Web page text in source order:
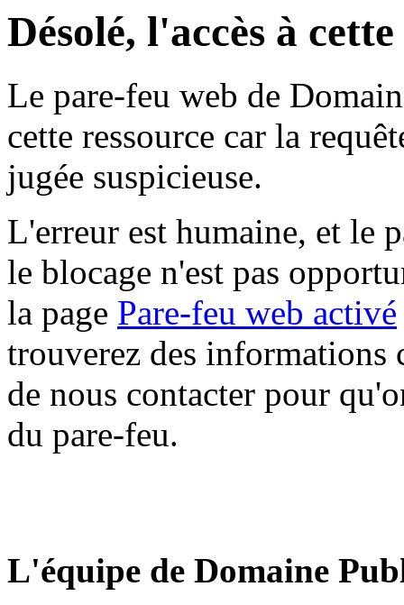
Désolé, l'accès à
Le pare-feu web de
cette ressource car la
jugée suspicieuse.
L'erreur est humaine, et le
le blocage n'est pas
la page Pare-feu web activé
trouverez des informations
de nous contacter pour
du pare-feu.
L'équipe de Domaine